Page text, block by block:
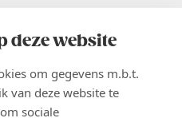
deze website
om gegevens m.b.t.
van deze website te
sociale